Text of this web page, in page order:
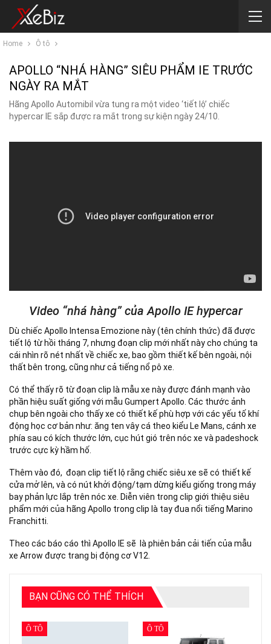
Home Ô tô
APOLLO “NHÁ HÀNG” SIÊU PHẨM IE TRƯỚC
NGÀY RA MẮT
Hãng Apollo Automibil vừa tung ra một video ‘tiết lộ’ chiếc
hypercar IE sắp được ra mắt trong sự kiện ngày 24/10.
Video “nhá hàng” của Apollo IE hypercar
Dù chiếc Apollo Intensa Emozione này (tên chính thức) đã được
tiết lộ từ hồi tháng 7, nhưng đoạn clip mới nhất này cho chúng ta
cái nhìn rõ nét nhất về chiếc xe, bao gồm thiết kế bên ngoài, nội
thất bên trong, cũng như cả tiếng nổ pô xe.
Có thể thấy rõ từ đoạn clip là mẫu xe này được đánh mạnh vào
phần hiệu suất giống với mẫu Gumpert Apollo. Các thước ảnh
chụp bên ngoài cho thấy xe có thiết kế phù hợp với các yếu tố khí
động học cơ bản như: ăng ten vây cá theo kiểu Le Mans, cánh xe
phía sau có kích thước lớn, cục hút gió trên nóc xe và padeshock
trước cực kỳ hầm hố.
Thêm vào đó, đoạn clip tiết lộ rằng chiếc siêu xe sẽ có thiết kế
cửa mở lên, và có nút khởi động/tạm dừng kiểu giống trong máy
bay phản lực lắp trên nóc xe. Diễn viên trong clip giới thiệu siêu
phẩm mới của hãng Apollo trong clip là tay đua nổi tiếng Marino
Franchitti.
Theo các báo cáo thì Apollo IE sẽ là phiên bản cải tiến của mẫu
xe Arrow được trang bị động cơ V12.
BẠN CŨNG CÓ THỂ THÍCH
Ô TÔ Ô TÔ